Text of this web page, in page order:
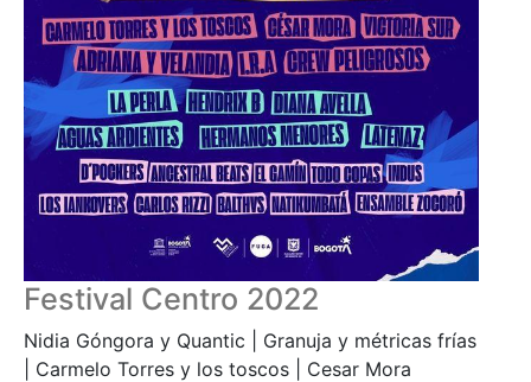
Festival Centro 2022
Nidia Góngora y Quantic | Granuja y métricas frías
| Carmelo Torres y los toscos | Cesar Mora